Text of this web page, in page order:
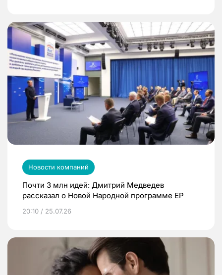
Новости компаний
Почти 3 млн идей: Дмитрий Медведев
рассказал о Новой Народной программе ЕР
20:10 / 25.07.26